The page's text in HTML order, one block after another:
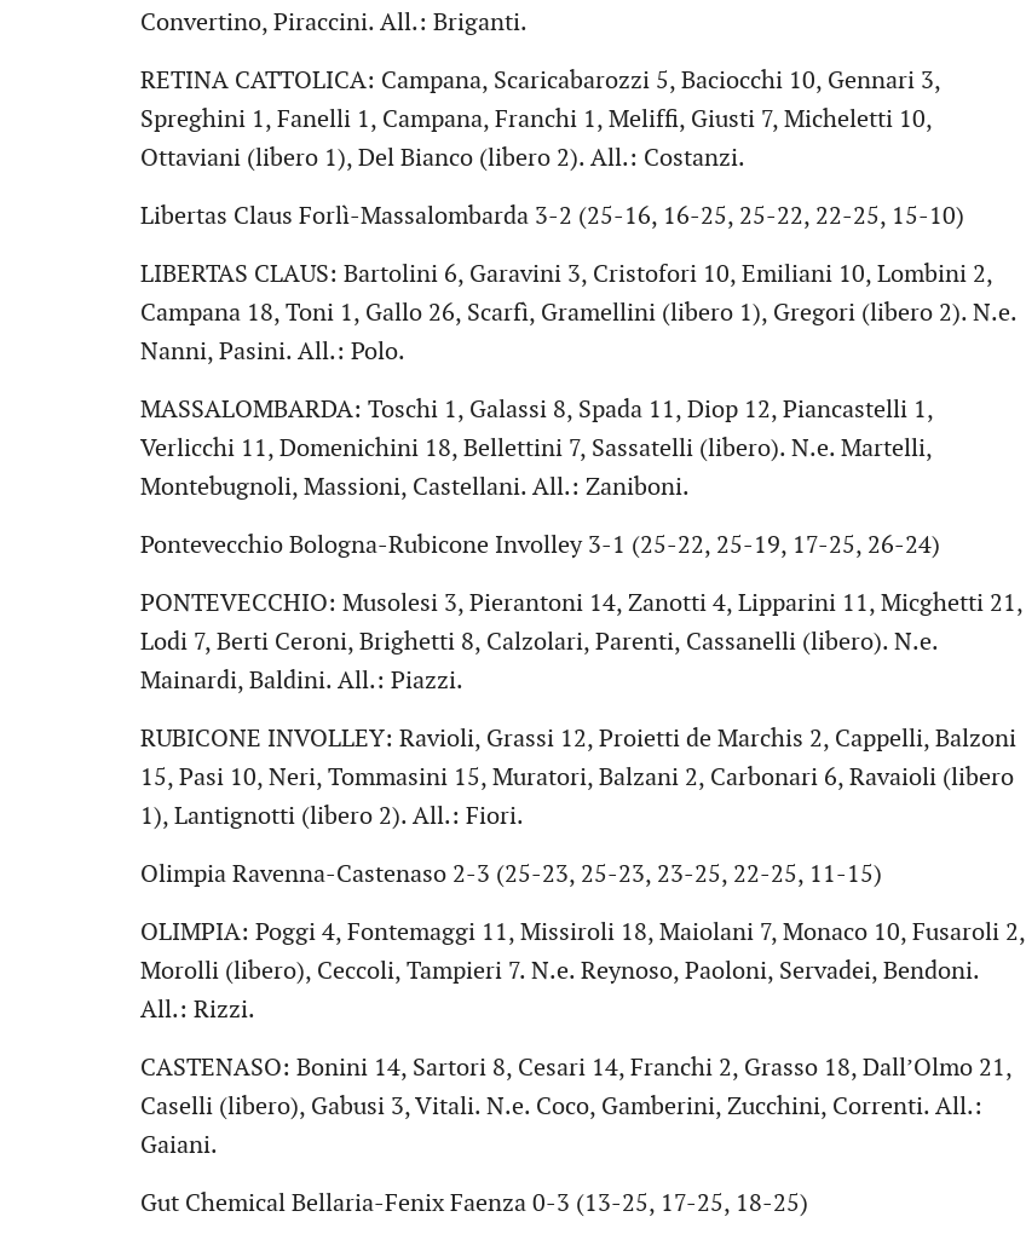
Convertino, Piraccini. All.: Briganti.
RETINA CATTOLICA: Campana, Scaricabarozzi 5, Baciocchi 10, Gennari 3,
Spreghini 1, Fanelli 1, Campana, Franchi 1, Meliffi, Giusti 7, Micheletti 10,
Ottaviani (libero 1), Del Bianco (libero 2). All.: Costanzi.
Libertas Claus Forlì-Massalombarda 3-2 (25-16, 16-25, 25-22, 22-25, 15-10)
LIBERTAS CLAUS: Bartolini 6, Garavini 3, Cristofori 10, Emiliani 10, Lombini 2,
Campana 18, Toni 1, Gallo 26, Scarfì, Gramellini (libero 1), Gregori (libero 2). N.e.
Nanni, Pasini. All.: Polo.
MASSALOMBARDA: Toschi 1, Galassi 8, Spada 11, Diop 12, Piancastelli 1,
Verlicchi 11, Domenichini 18, Bellettini 7, Sassatelli (libero). N.e. Martelli,
Montebugnoli, Massioni, Castellani. All.: Zaniboni.
Pontevecchio Bologna-Rubicone Involley 3-1 (25-22, 25-19, 17-25, 26-24)
PONTEVECCHIO: Musolesi 3, Pierantoni 14, Zanotti 4, Lipparini 11, Micghetti 21,
Lodi 7, Berti Ceroni, Brighetti 8, Calzolari, Parenti, Cassanelli (libero). N.e.
Mainardi, Baldini. All.: Piazzi.
RUBICONE INVOLLEY: Ravioli, Grassi 12, Proietti de Marchis 2, Cappelli, Balzoni
15, Pasi 10, Neri, Tommasini 15, Muratori, Balzani 2, Carbonari 6, Ravaioli (libero
1), Lantignotti (libero 2). All.: Fiori.
Olimpia Ravenna-Castenaso 2-3 (25-23, 25-23, 23-25, 22-25, 11-15)
OLIMPIA: Poggi 4, Fontemaggi 11, Missiroli 18, Maiolani 7, Monaco 10, Fusaroli 2,
Morolli (libero), Ceccoli, Tampieri 7. N.e. Reynoso, Paoloni, Servadei, Bendoni.
All.: Rizzi.
CASTENASO: Bonini 14, Sartori 8, Cesari 14, Franchi 2, Grasso 18, Dall’Olmo 21,
Caselli (libero), Gabusi 3, Vitali. N.e. Coco, Gamberini, Zucchini, Correnti. All.:
Gaiani.
Gut Chemical Bellaria-Fenix Faenza 0-3 (13-25, 17-25, 18-25)